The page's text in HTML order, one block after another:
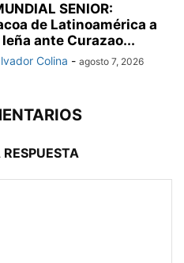
SENIOR:
de Latinoamérica a
ante Curazao...
Colina - agosto 7, 2026